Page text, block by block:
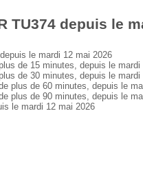
TU374 depuis le
le mardi 12 mai 2026
de 15 minutes, depuis le mardi
de 30 minutes, depuis le mardi
plus de 60 minutes, depuis le
plus de 90 minutes, depuis le
le mardi 12 mai 2026